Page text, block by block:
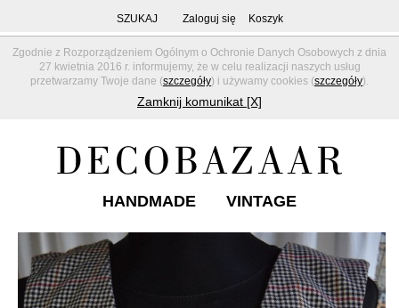
Zgodnie z Rozporządzeniem Ogólnym o Ochronie Danych Osobowych z dnia
27 kwietnia 2016 r. informujemy, że w celu realizacji naszych usług
przetwarzamy Twoje dane (szczegóły) i używamy cookies (szczegóły).
Zamknij komunikat [X]
SZUKAJ Zaloguj się Koszyk
HANDMADE VINTAGE